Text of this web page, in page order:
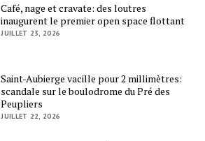
Café, nage et cravate: des loutres
inaugurent le premier open space flottant
JUILLET 23, 2026
Saint-Aubierge vacille pour 2 millimètres:
scandale sur le boulodrome du Pré des
Peupliers
JUILLET 22, 2026